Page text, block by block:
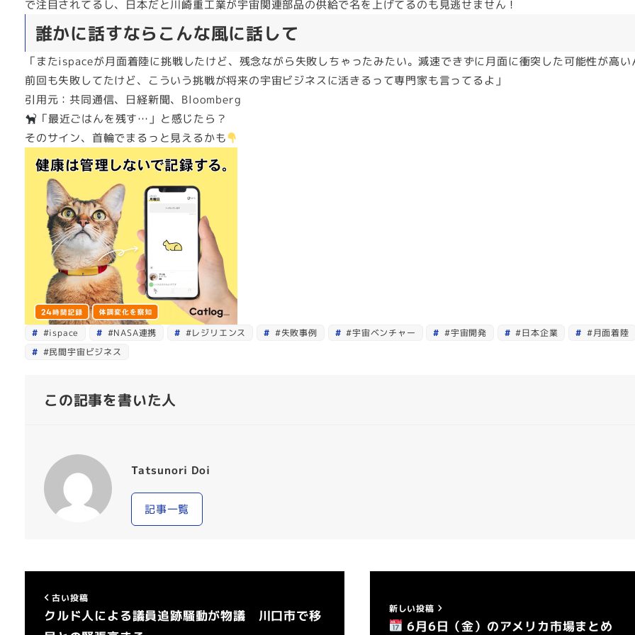
で注目されてるし、日本だと川崎重工業が宇宙関連部品の供給で名を上げてるのも見逃せません！
誰かに話すならこんな風に話して
「またispaceが月面着陸に挑戦したけど、残念ながら失敗しちゃったみたい。減速できずに月面に衝突した可能性が高い
前回も失敗してたけど、こういう挑戦が将来の宇宙ビジネスに活きるって専門家も言ってるよ」
引用元：共同通信、日経新聞、Bloomberg
「最近ごはんを残す…」と感じたら？
そのサイン、首輪でまるっと見えるかも
#ispace #NASA連携 #レジリエンス #失敗事例 #宇宙ベンチャー #宇宙開発 #日本企業
#月面着陸
#民間宇宙ビジネス
この記事を書いた人
Tatsunori Doi
記事一覧
古い投稿
クルド人による議員追跡騒動が物議 川口市で移
新しい投稿
6月6日（金）のアメリカ市場まとめ